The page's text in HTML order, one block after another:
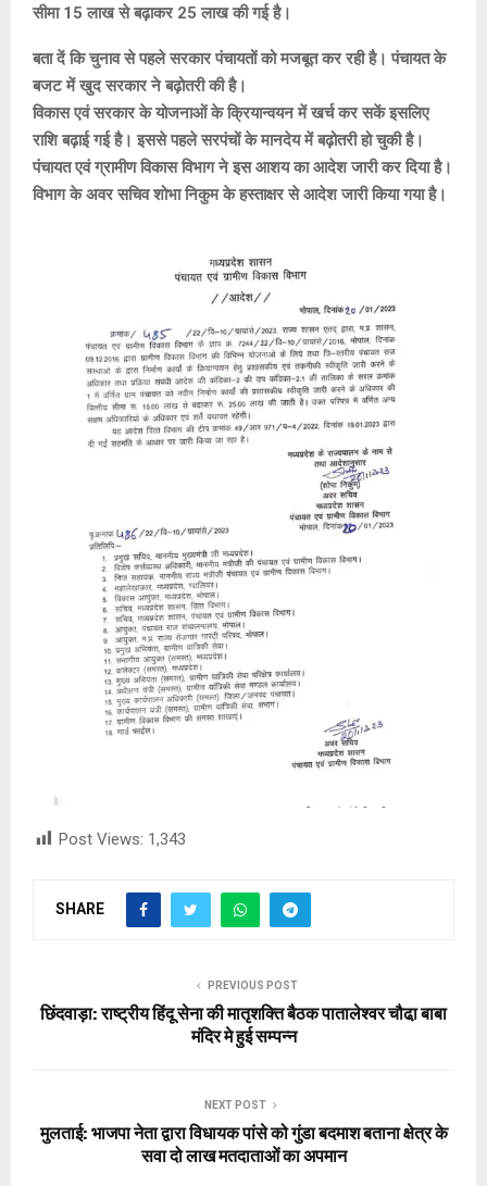
सीमा 15 लाख से बढ़ाकर 25 लाख की गई है।
बता दें कि चुनाव से पहले सरकार पंचायतों को मजबूत कर रही है। पंचायत के
बजट में खुद सरकार ने बढ़ोतरी की है।
विकास एवं सरकार के योजनाओं के क्रियान्वयन में खर्च कर सकें इसलिए
राशि बढ़ाई गई है। इससे पहले सरपंचों के मानदेय में बढ़ोतरी हो चुकी है।
पंचायत एवं ग्रामीण विकास विभाग ने इस आशय का आदेश जारी कर दिया है।
विभाग के अवर सचिव शोभा निकुम के हस्ताक्षर से आदेश जारी किया गया है।
Post Views: 1,343
SHARE
PREVIOUS POST
छिंदवाड़ा: राष्ट्रीय हिंदू सेना की मातृशक्ति बैठक पातालेश्वर चौढा़ बाबा
मंदिर मे हुई सम्पन्न
NEXT POST
मुलताई: भाजपा नेता द्वारा विधायक पांसे को गुंडा बदमाश बताना क्षेत्र के
सवा दो लाख मतदाताओं का अपमान